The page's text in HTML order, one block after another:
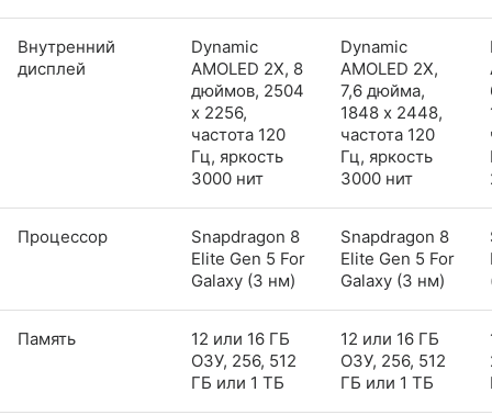
Внутренний
дисплей
Dynamic
AMOLED 2X, 8
дюймов, 2504
x 2256,
частота 120
Гц, яркость
3000 нит
Dynamic
AMOLED 2X,
7,6 дюйма,
1848 x 2448,
частота 120
Гц, яркость
3000 нит
Процессор
Snapdragon 8
Elite Gen 5 For
Galaxy (3 нм)
Snapdragon 8
Elite Gen 5 For
Galaxy (3 нм)
Память
12 или 16 ГБ
ОЗУ, 256, 512
ГБ или 1 ТБ
12 или 16 ГБ
ОЗУ, 256, 512
ГБ или 1 ТБ